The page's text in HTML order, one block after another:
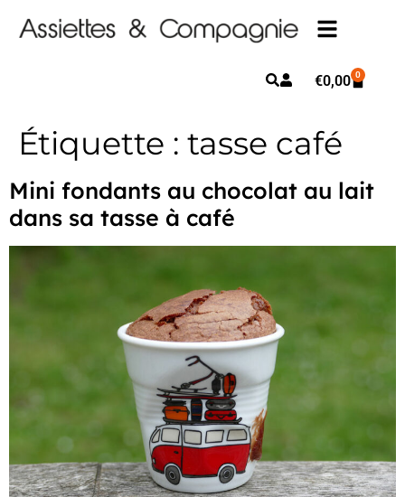
€0,00 0
Étiquette : tasse café
Mini fondants au chocolat au lait
dans sa tasse à café